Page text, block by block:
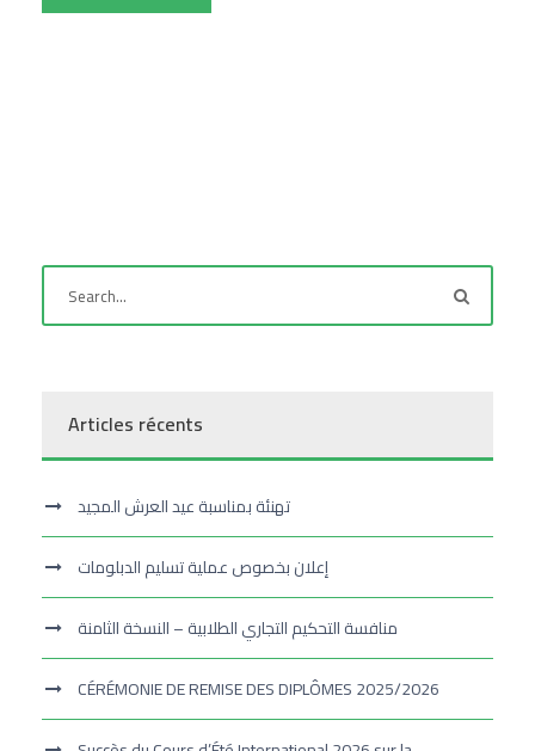
Articles récents
تهنئة بمناسبة عيد العرش المجيد
إعلان بخصوص عملية تسليم الدبلومات
منافسة التحكيم التجاري الطلابية – النسخة الثامنة
CÉRÉMONIE DE REMISE DES DIPLÔMES 2025/2026